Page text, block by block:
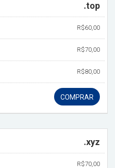
.top
R$60,00
R$70,00
R$80,00
COMPRAR
.xyz
R$70,00